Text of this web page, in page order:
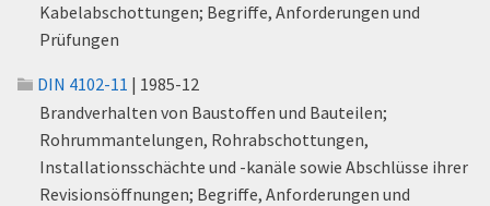
Kabelabschottungen; Begriffe, Anforderungen und
Prüfungen
DIN 4102-11 | 1985-12
Brandverhalten von Baustoffen und Bauteilen;
Rohrummantelungen, Rohrabschottungen,
Installationsschächte und -kanäle sowie Abschlüsse ihrer
Revisionsöffnungen; Begriffe, Anforderungen und